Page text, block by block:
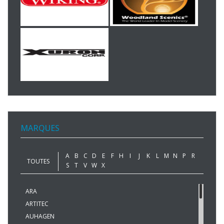
MARQUES
TOUTES
A B C D E F H I J K L M N P
R
S
T V W X
ARA
ARTITEC
AUHAGEN